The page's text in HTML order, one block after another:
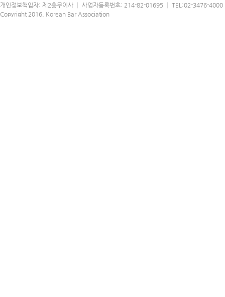
개인정보책임자: 제2총무이사 │ 사업자등록번호: 214-82-01695 │ TEL:02-3476-
Copyright 2016, Korean Bar Association